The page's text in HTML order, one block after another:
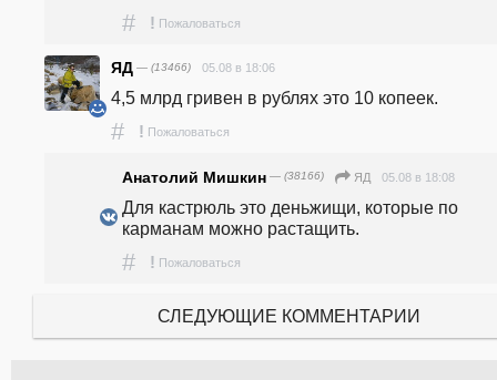
# ! Пожаловаться
ЯД — (13466) 05.08 в 18:06
4,5 млрд гривен в рублях это 10 копеек.
# ! Пожаловаться
Анатолий Мишкин — (38166) ЯД 05.08 в 18:08
Для кастрюль это деньжищи, которые по
карманам можно растащить.
# ! Пожаловаться
СЛЕДУЮЩИЕ КОММЕНТАРИИ